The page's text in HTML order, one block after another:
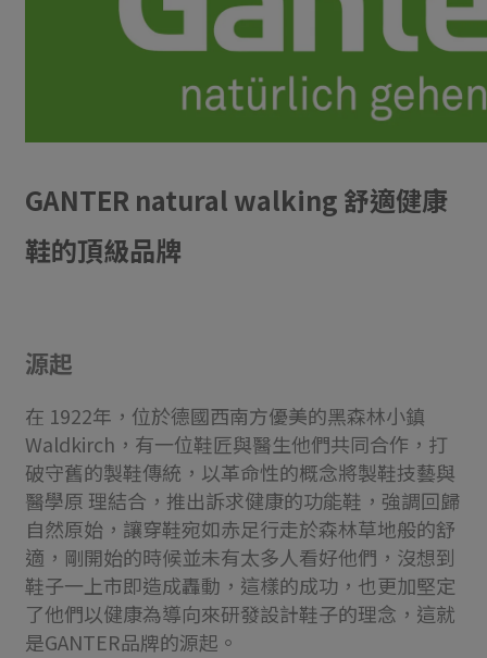
GANTER natural walking 舒適健康
鞋的頂級品牌
源起
在 1922年，位於德國西南方優美的黑森林小鎮
Waldkirch，有一位鞋匠與醫生他們共同合作，打
破守舊的製鞋傳統，以革命性的概念將製鞋技藝與
醫學原 理結合，推出訴求健康的功能鞋，強調回歸
自然原始，讓穿鞋宛如赤足行走於森林草地般的舒
適，剛開始的時候並未有太多人看好他們，沒想到
鞋子一上市即造成轟動，這樣的成功，也更加堅定
了他們以健康為導向來研發設計鞋子的理念，這就
是GANTER品牌的源起。